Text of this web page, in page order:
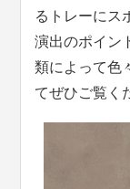
るトレーにス
演出のポイン
類によって色
てぜひご覧く